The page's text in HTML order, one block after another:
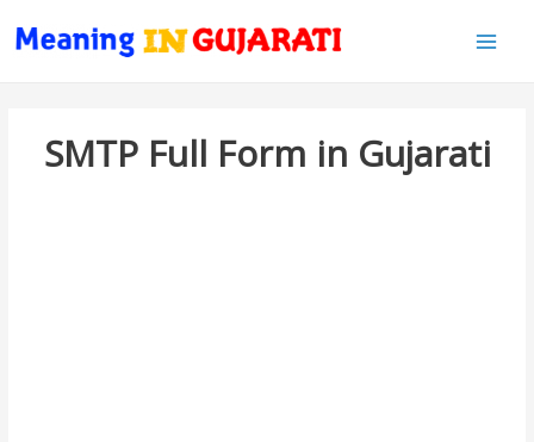
SMTP Full Form in Gujarati